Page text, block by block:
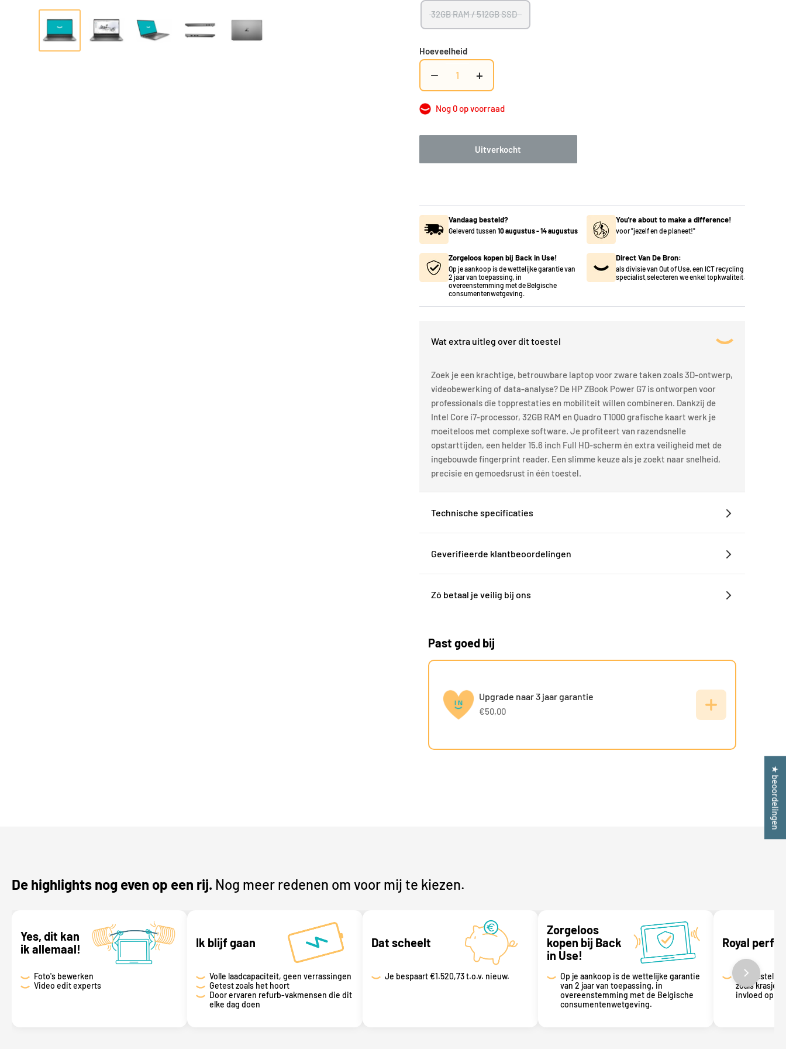
32GB RAM / 512GB SSD
Hoeveelheid
− +
Nog 0 op voorraad
Uitverkocht
Vandaag besteld?
Geleverd tussen 10 augustus-14 augustus
Zorgeloos kopen bij Back in Use!
Op je aankoop is de wettelijke garantie van
2 jaar van toepassing, in
overeenstemming met de Belgische
consumentenwetgeving.
You're about to make a difference!
voor "jezelf en de planeet!"
Direct Van De Bron:
als divisie van Out of Use, een ICT recycling
specialist,selecteren we enkel topkwaliteit.
Wat extra uitleg over dit toestel
Zoek je een krachtige, betrouwbare laptop voor zware taken zoals 3D-ontwerp,
videobewerking of data-analyse? De HP ZBook Power G7 is ontworpen voor
professionals die topprestaties en mobiliteit willen combineren. Dankzij de
Intel Core i7-processor, 32GB RAM en Quadro T1000 grafische kaart werk je
moeiteloos met complexe software. Je profiteert van razendsnelle
opstarttijden, een helder 15.6 inch Full HD-scherm én extra veiligheid met de
ingebouwde fingerprint reader. Een slimme keuze als je zoekt naar snelheid,
precisie en gemoedsrust in één toestel.
Technische specificaties
Geverifieerde klantbeoordelingen
Zó betaal je veilig bij ons
Past goed bij
Upgrade naar 3 jaar garantie
€50,00
De highlights nog even op een rij. Nog meer redenen om voor mij te kiezen.
Yes, dit kan
ik allemaal!
Foto's bewerken
Video edit experts
Ik blijf gaan
Volle laadcapaciteit, geen verrassingen
Getest zoals het hoort
Door ervaren refurb-vakmensen die dit
elke dag doen
Dat scheelt
Je bespaart€1.520,73 t.o.v. nieuw.
Zorgeloos
kopen bij Back
in Use!
Op je aankoop is de wettelijke garantie
van 2 jaar van toepassing, in
overeenstemming met de Belgische
consumentenwetgeving.
Royal
Dit toestel
zoals krasjes
invloed op
★ beoordelingen